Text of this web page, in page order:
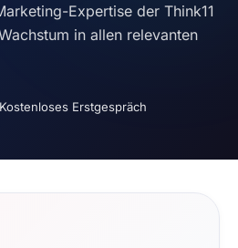
Expertise der Think11
in allen relevanten
Kostenloses Erstgespräch